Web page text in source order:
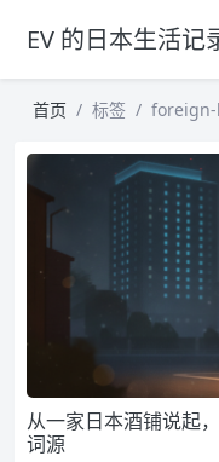
EV 的日本生活记
首页 标签
从一家日本酒铺说起
词源